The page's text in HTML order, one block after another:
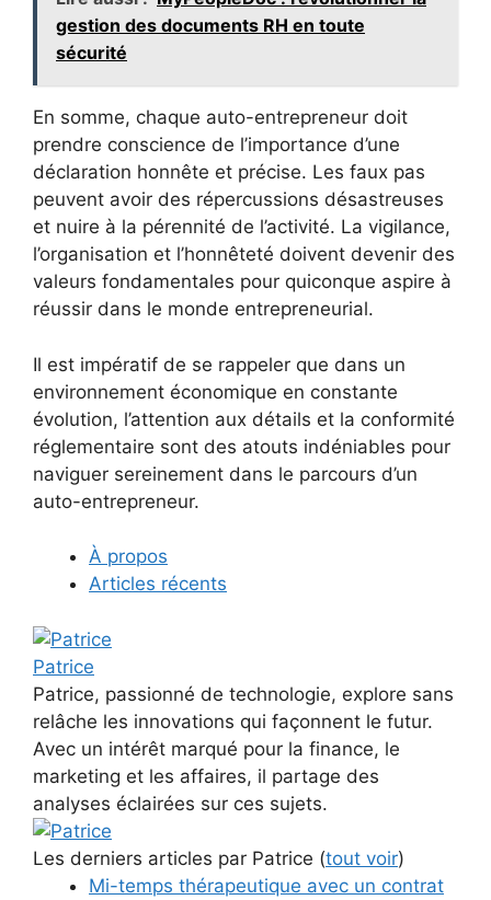
gestion des documents RH en toute
sécurité
En somme, chaque auto-entrepreneur doit
prendre conscience de l’importance d’une
déclaration honnête et précise. Les faux pas
peuvent avoir des répercussions désastreuses
et nuire à la pérennité de l’activité. La vigilance,
l’organisation et l’honnêteté doivent devenir des
valeurs fondamentales pour quiconque aspire à
réussir dans le monde entrepreneurial.
Il est impératif de se rappeler que dans un
environnement économique en constante
évolution, l’attention aux détails et la conformité
réglementaire sont des atouts indéniables pour
naviguer sereinement dans le parcours d’un
auto-entrepreneur.
À propos
Articles récents
Patrice
Patrice, passionné de technologie, explore sans
relâche les innovations qui façonnent le futur.
Avec un intérêt marqué pour la finance, le
marketing et les affaires, il partage des
analyses éclairées sur ces sujets.
Les derniers articles par Patrice (tout voir)
Mi-temps thérapeutique avec un contrat